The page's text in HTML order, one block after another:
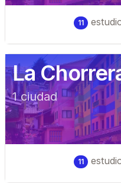
11
La
1ciudad
11